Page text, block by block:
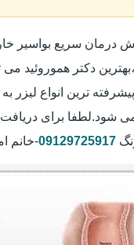
درمان سریع بواسیر
دکتر هموروئید
ترین انواع
شود.لطفا برای
09129725917-خانم